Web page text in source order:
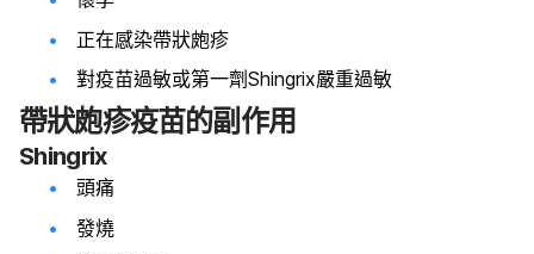
正在感染帶狀皰疹
對疫苗過敏或第一劑Shingrix嚴重過敏
帶狀皰疹疫苗的副作用
Shingrix
頭痛
發燒